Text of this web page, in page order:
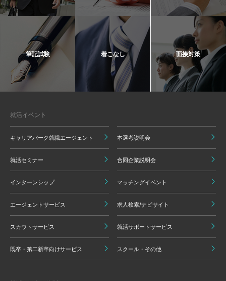
筆記試験 着こなし 面接対策
就活イベント
キャリアパーク就職エージェント 本選考説明会
就活セミナー 合同企業説明会
インターンシップ マッチングイベント
エージェントサービス 求人検索/ナビサイト
スカウトサービス 就活サポートサービス
既卒・第二新卒向けサービス スクール・その他